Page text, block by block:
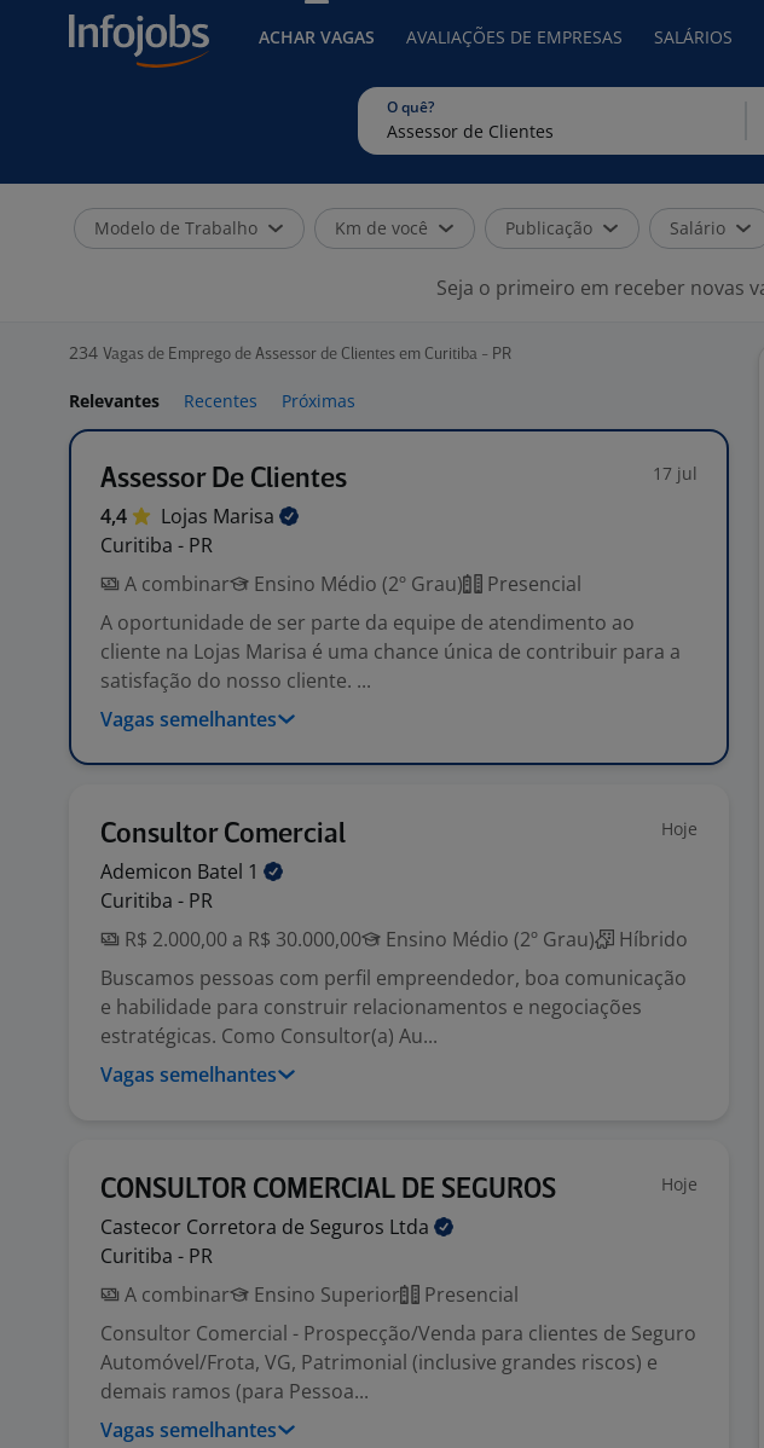
ACHAR VAGAS AVALIAÇÕES DE EMPRESAS SALÁRIOS
O quê?
Modelo de Trabalho Km de você Publicação Salário
Seja o primeiro em receber novas
234 Vagas de Emprego de Assessor de Clientes em Curitiba - PR
Relevantes Recentes Próximas
Assessor De Clientes 17 jul
4,4 Lojas Marisa
Curitiba - PR
A combinar
Ensino Médio (2º Grau)
Presencial
A oportunidade de ser parte da equipe de atendimento ao
cliente na Lojas Marisa é uma chance única de contribuir para a
satisfação do nosso cliente. ...
Vagas semelhantes
Consultor Comercial Hoje
Ademicon Batel 1
Curitiba - PR
R$ 2.000,00 a R$ 30.000,00
Ensino Médio (2º Grau)
Híbrido
Buscamos pessoas com perfil empreendedor, boa comunicação
e habilidade para construir relacionamentos e negociações
estratégicas. Como Consultor(a) Au...
Vagas semelhantes
CONSULTOR COMERCIAL DE SEGUROS Hoje
Castecor Corretora de Seguros Ltda
Curitiba - PR
A combinar
Ensino Superior
Presencial
Consultor Comercial - Prospecção/Venda para clientes de Seguro
Automóvel/Frota, VG, Patrimonial (inclusive grandes riscos) e
demais ramos (para Pessoa...
Vagas semelhantes